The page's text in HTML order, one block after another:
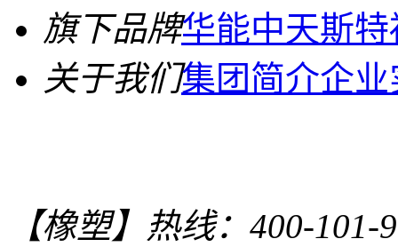
旗下品牌华能中天斯特
关于我们集团简介企
【橡塑】热线：400-101-